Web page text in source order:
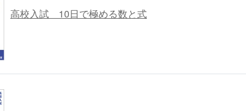
高校入試 10日で極める数と式